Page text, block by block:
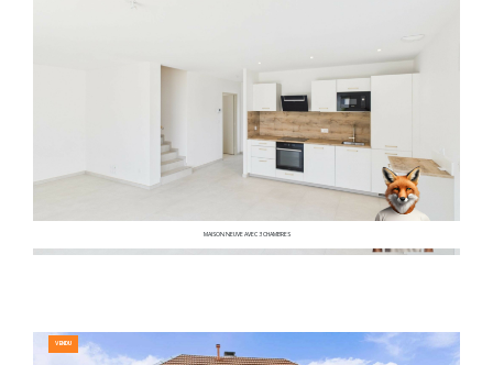
MAISON NEUVE AVEC 3 CHAMBRES
VENDU